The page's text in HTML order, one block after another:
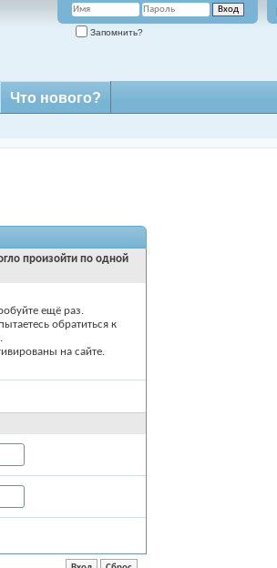
Запомнить?
Что нового?
произойти по одной
ещё раз.
обратиться к
на сайте.